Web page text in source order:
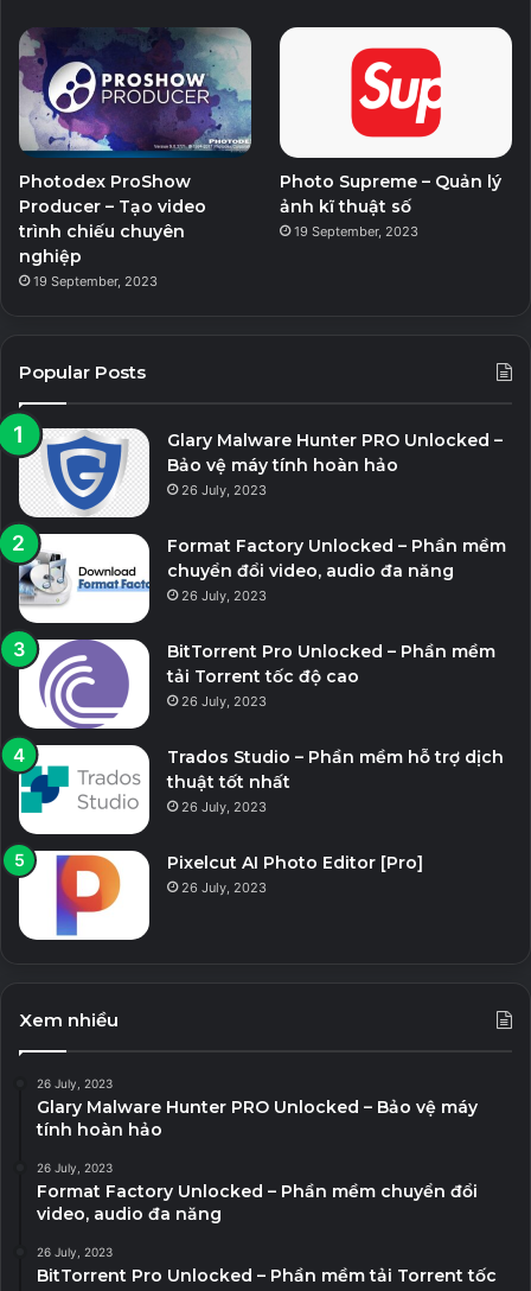
Photodex ProShow
Producer – Tạo video
trình chiếu chuyên
nghiệp
19 September, 2023
Photo Supreme – Quản lý
ảnh kĩ thuật số
19 September, 2023
Popular Posts
Glary Malware Hunter PRO Unlocked –
Bảo vệ máy tính hoàn hảo
26 July, 2023
Format Factory Unlocked – Phần mềm
chuyển đổi video, audio đa năng
26 July, 2023
BitTorrent Pro Unlocked – Phần mềm
tải Torrent tốc độ cao
26 July, 2023
Trados Studio – Phần mềm hỗ trợ dịch
thuật tốt nhất
26 July, 2023
Pixelcut AI Photo Editor [Pro]
26 July, 2023
Xem nhiều
26 July, 2023
Glary Malware Hunter PRO Unlocked – Bảo vệ máy
tính hoàn hảo
26 July, 2023
Format Factory Unlocked – Phần mềm chuyển đổi
video, audio đa năng
26 July, 2023
BitTorrent Pro Unlocked – Phần mềm tải Torrent tốc